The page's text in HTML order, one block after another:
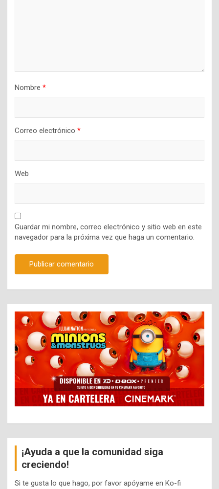
Nombre *
Correo electrónico *
Web
Guardar mi nombre, correo electrónico y sitio web en este
navegador para la próxima vez que haga un comentario.
¡Ayuda a que la comunidad siga
creciendo!
Si te gusta lo que hago, por favor apóyame en Ko-fi